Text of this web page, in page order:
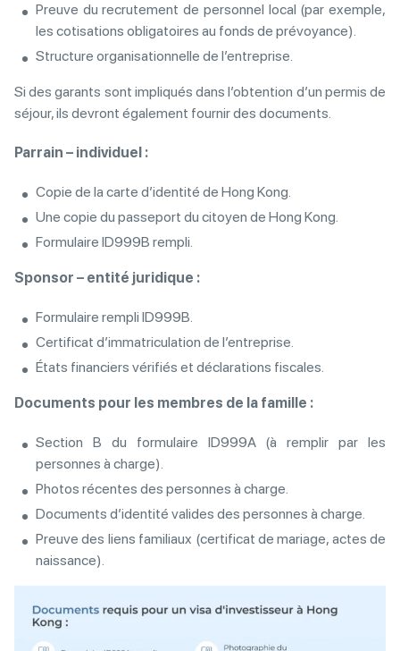
Preuve du recrutement de personnel local (par exemple,
les cotisations obligatoires au fonds de prévoyance).
Structure organisationnelle de l’entreprise.
Si des garants sont impliqués dans l’obtention d’un permis de
séjour, ils devront également fournir des documents.
Parrain – individuel :
Copie de la carte d’identité de Hong Kong.
Une copie du passeport du citoyen de Hong Kong.
Formulaire ID999B rempli.
Sponsor – entité juridique :
Formulaire rempli ID999B.
Certificat d’immatriculation de l’entreprise.
États financiers vérifiés et déclarations fiscales.
Documents pour les membres de la famille :
Section B du formulaire ID999A (à remplir par les
personnes à charge).
Photos récentes des personnes à charge.
Documents d’identité valides des personnes à charge.
Preuve des liens familiaux (certificat de mariage, actes de
naissance).